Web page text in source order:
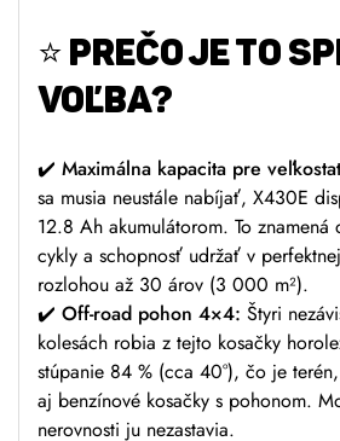
⭐PREČO JE TO
VOĽBA?
✔️ Maximálna kapacita pre
sa musia neustále nabíjať, X430E
12.8 Ah akumulátorom. To znamená
cykly a schopnosť udržať v
rozlohou až 30 árov (3 000 m²).
✔️ Off-road pohon 4×4: Štyri
kolesách robia z tejto kosačky
stúpanie 84 % (cca 40°), čo je
aj benzínové kosačky s pohonom.
nerovnosti ju nezastavia.